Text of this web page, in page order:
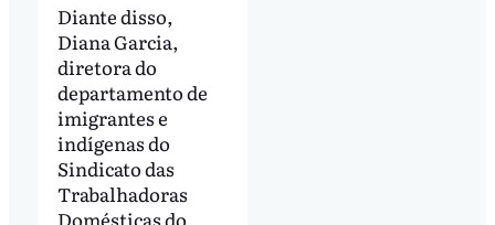
Diante disso,
Diana Garcia,
diretora do
departamento de
imigrantes e
indígenas do
Sindicato das
Trabalhadoras
Domésticas do